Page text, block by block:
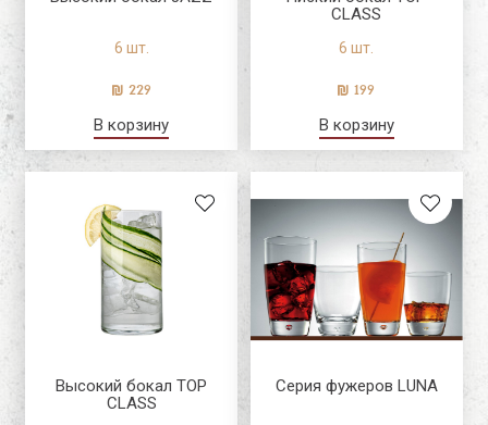
6 шт.
229
В корзину
CLASS
6 шт.
199
В корзину
Высокий бокал TOP
CLASS
Серия фужеров LUNA